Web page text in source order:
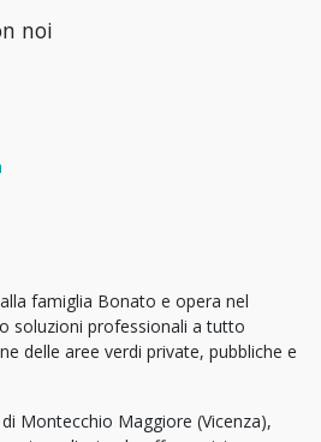
noi
famiglia Bonato e opera nel
soluzioni professionali a tutto
delle aree verdi private, pubbliche e
Montecchio Maggiore (Vicenza),